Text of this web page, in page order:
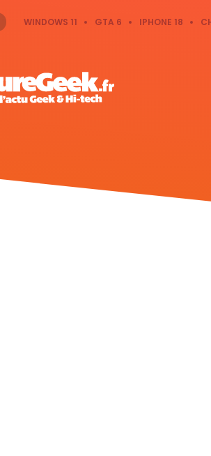
WINDOWS 11 GTA 6 IPHONE 18